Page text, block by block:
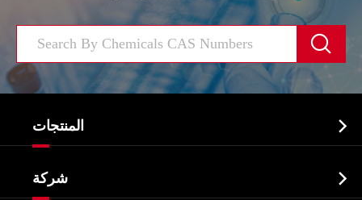

المنتجات 
الصيدلانية وسيطة
شركة 